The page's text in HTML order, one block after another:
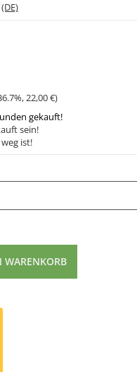
(DE)
,22,00 €)
gekauft!
sein!
ist!
WARENKORB